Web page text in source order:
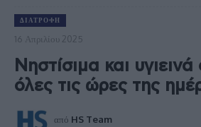
ΔΙΑΤΡΟΦΉ
16 Απριλίου 2025
Νηστίσιμα και
όλες τις ώρες της
από HS Team